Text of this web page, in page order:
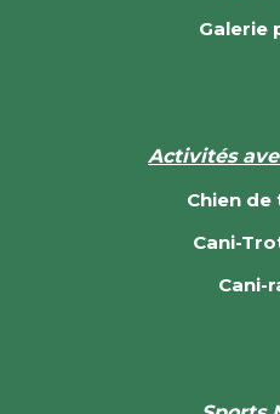
Galerie
Activités
Chien de
Cani-
Cani-